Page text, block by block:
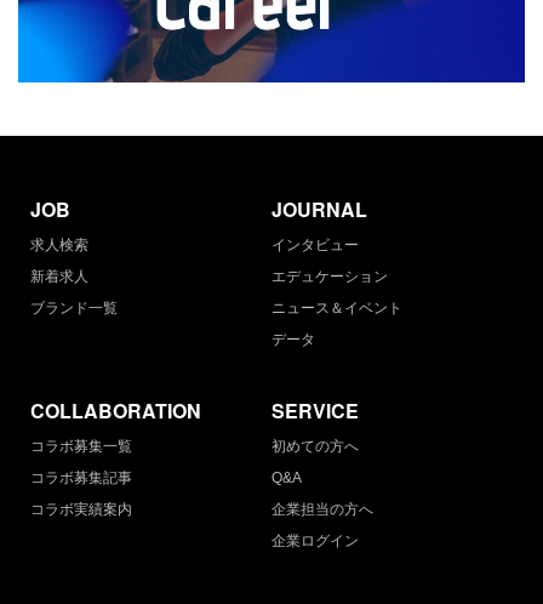
JOB
求人検索
新着求人
ブランド一覧
JOURNAL
インタビュー
エデュケーション
ニュース＆イベント
データ
COLLABORATION
コラボ募集一覧
コラボ募集記事
コラボ実績案内
SERVICE
初めての方へ
Q&A
企業担当の方へ
企業ログイン